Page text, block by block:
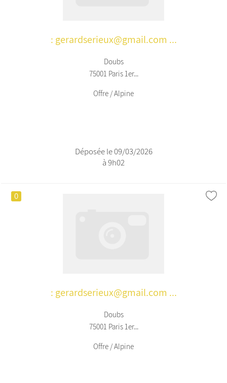
: gerardserieux@gmail.com ...
Doubs
75001 Paris 1er...
Offre / Alpine
Déposée le 09/03/2026
à 9h02
0
: gerardserieux@gmail.com ...
Doubs
75001 Paris 1er...
Offre / Alpine